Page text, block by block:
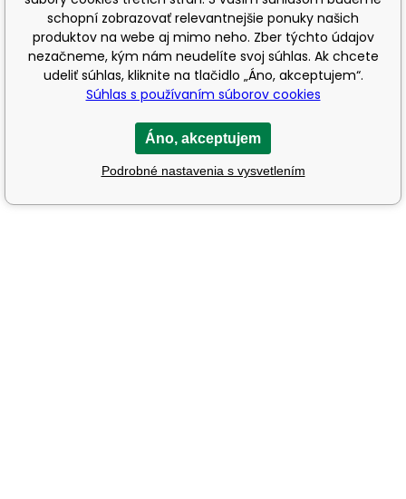
schopní zobrazovať relevantnejšie ponuky našich
produktov na webe aj mimo neho. Zber týchto údajov
nezačneme, kým nám neudelíte svoj súhlas. Ak chcete
udeliť súhlas, kliknite na tlačidlo „Áno, akceptujem“.
Súhlas s používaním súborov cookies
Áno, akceptujem
Podrobné nastavenia s vysvetlením